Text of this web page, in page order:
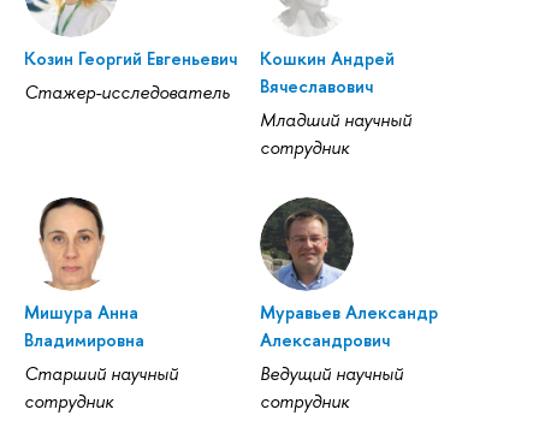
Козин Георгий Евгеньевич
Стажер-исследователь
Кошкин Андрей
Вячеславович
Младший научный
сотрудник
Мишура Анна
Владимировна
Старший научный
сотрудник
Муравьев Александр
Александрович
Ведущий научный
сотрудник